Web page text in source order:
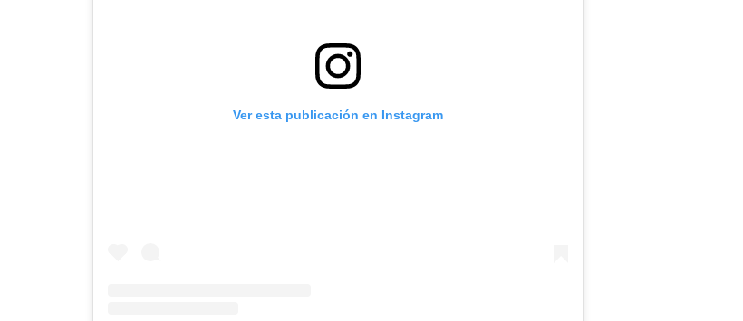
Ver esta publicación en Instagram